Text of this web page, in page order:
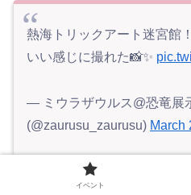
熱海トリックアート迷宮館
いい感じに撮れた📸✨
— ミウラザウルス@恐竜展
(@zaurusu_zaurusu) March
イベント